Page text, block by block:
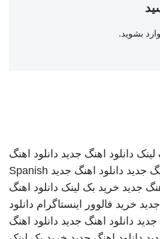
وارد بشوید.
دانلود اهنگ جدید دانلود اهنگ
جدید دانلود اهنگ جدید Spanish
جدید خرید بک لینک دانلود اهنگ
خرید فالوور اینستاگرام دانلود
جدید دانلود اهنگ جدید دانلود اهنگ